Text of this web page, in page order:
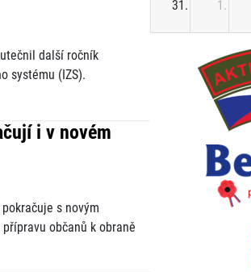
další ročník
systému (IZS).
i v novém
s novým
občanů k obraně
31. 1.